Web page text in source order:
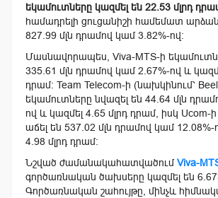
եկամուտները կազմել են 22.53 մլրդ
համադրելի ցուցանիշի համեմատ
827.99 մլն դրամով կամ 3.82%-ով։
Մասնավորապես, Viva-MTS-ի
335.61 մլն դրամով կամ 2.67%-ով և
դրամ։ Team Telecom-ի (նախկինում՝
եկամուտները նվազել են 44.64 մլն
ով և կազմել 4.65 մլրդ դրամ, իսկ Ucom-
աճել են 537.02 մլն դրամով կամ 12.08%-
4.98 մլրդ դրամ։
Նշված ժամանակահատվածումViva-
գործառնական ծախսերը կազմել են
Գործառնական շահույթը, մինչև